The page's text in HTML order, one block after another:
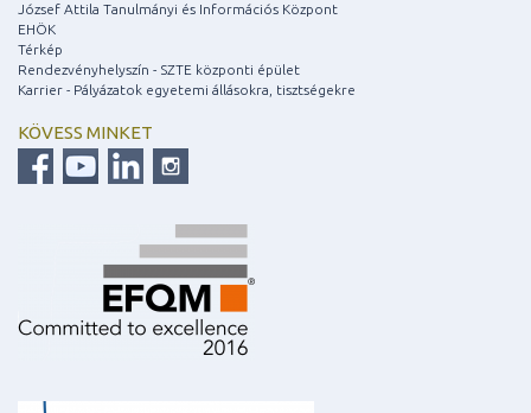
József Attila Tanulmányi és Információs Központ
EHÖK
Térkép
Rendezvényhelyszín - SZTE központi épület
Karrier - Pályázatok egyetemi állásokra, tisztségekre
KÖVESS MINKET